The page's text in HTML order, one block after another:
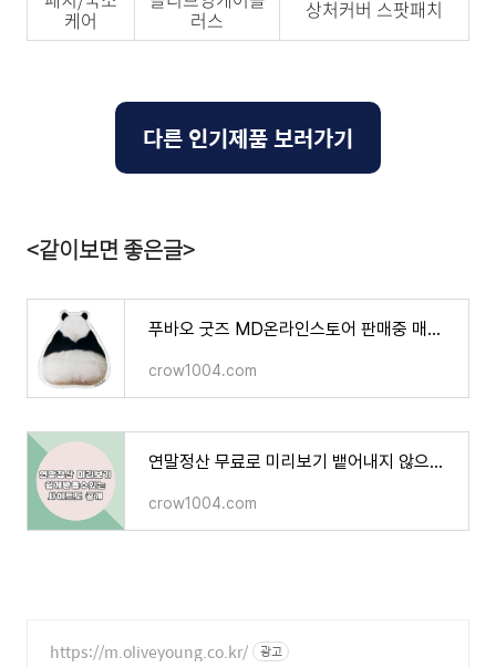
케어 러스 상처커버 스팟패치
다른 인기제품 보러가기
<같이보면 좋은글>
푸바오 굿즈 MD온라인스토어 판매중 매진되기전에 사세요!!
crow1004.com
연말정산 무료로 미리보기 뱉어내지 않으시려면 꼭 필독해주세요
crow1004.com
https://m.oliveyoung.co.kr/ 광고